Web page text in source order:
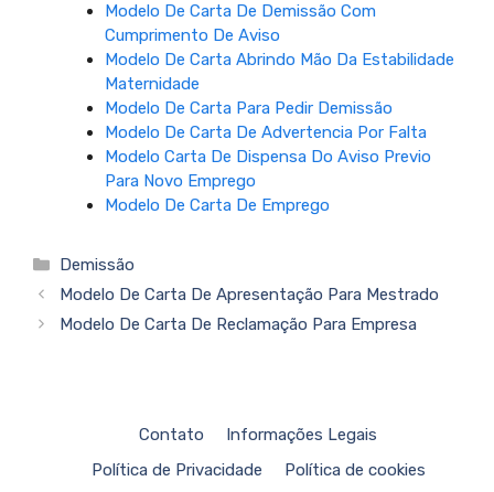
Modelo De Carta De Demissão Com
Cumprimento De Aviso
Modelo De Carta Abrindo Mão Da Estabilidade
Maternidade
Modelo De Carta Para Pedir Demissão
Modelo De Carta De Advertencia Por Falta
Modelo Carta De Dispensa Do Aviso Previo
Para Novo Emprego
Modelo De Carta De Emprego
Categorias
Demissão
Modelo De Carta De Apresentação Para Mestrado
Modelo De Carta De Reclamação Para Empresa
Contato
Informações Legais
Política de Privacidade
Política de cookies